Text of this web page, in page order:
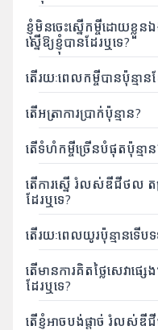
ឧបករណ៍
សែលកាត
អេប
ភ្ជាប់គម្រោង
បញ្ចូលលុយ
ទិញ eSIM
និងសេវាកម្ម
ជាច្រើន
ទៀត។
ទាញយក
ខ្ញុំមិនចេះស្នើកម្ចីដោយខ្លួន
ស្នើឱ្យខ្ញុំបានដែរឬទេ?
តើរយៈពេលកម្ចីបានប៉ុន្មាន
តើអត្រាការប្រាក់ប៉ុន្មាន?
តើទំហំកម្ចីច្រើនបំផុតប៉ុន្មាន
តើការស្នើ រំលស់ឌីជីថល តម្
ដែរឬទេ?
តើរយៈពេលយូរប៉ុន្មានទ
តើមានការគិតថ្លៃសេវាផ្
ដែរឬទេ?
តើខ្ញុំអាចបង់ផ្ដាច់ រំលស់